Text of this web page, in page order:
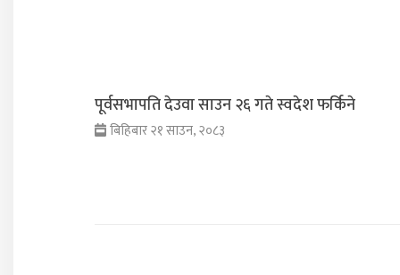
पूर्वसभापति देउवा साउन २६ गते स्वदेश फर्किने
बिहिबार २१ साउन, २०८३